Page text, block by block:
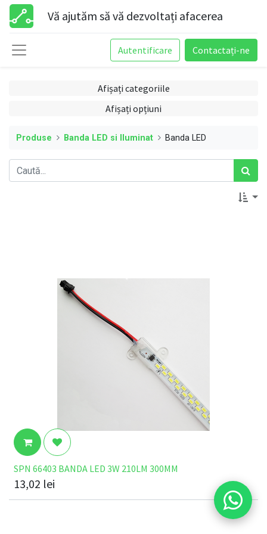
Vă ajutăm să vă dezvoltați afacerea
Autentificare Contactați-ne
Afișați categoriile
Afișați opțiuni
Produse Banda LED si Iluminat Banda LED
SPN 66403 BANDA LED 3W 210LM 300MM
13,02 lei